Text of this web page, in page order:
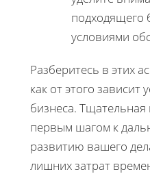
подходящего
условиями
Разберитесь в этих
как от этого
бизнеса. Тщательная
первым шагом к
развитию вашего
лишних затрат